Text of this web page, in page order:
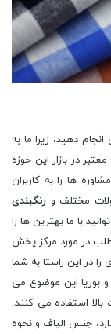
دهید، زیرا ما به
در بازار این حوزه
ها را به کاربران
مختلف و رنگبندی
با ما بهترین ها را
مطلب در مورد مرکز پخش
را در این راستا به شما
بوریا این موضوع می
استفاده می کنند.
جنس الیاف و نحوه